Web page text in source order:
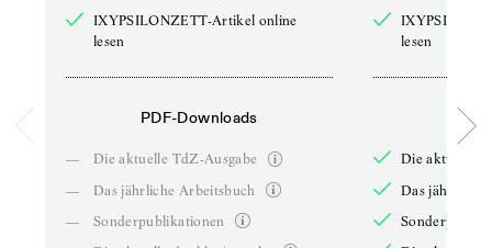
IXYPSILONZETT-Artikel online
lesen
PDF-Downloads
—
Die aktuelle TdZ-Ausgabe
—
Das jährliche Arbeitsbuch
—
Sonderpublikationen
lesen
Die aktuelle
Das jährliche